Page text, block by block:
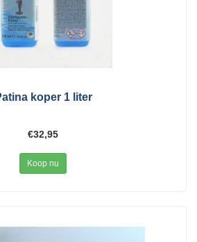
koper 1 liter
€32,95
Koop nu